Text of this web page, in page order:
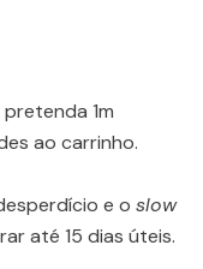
1m
ao carrinho.
e o slow
até 15 dias úteis.